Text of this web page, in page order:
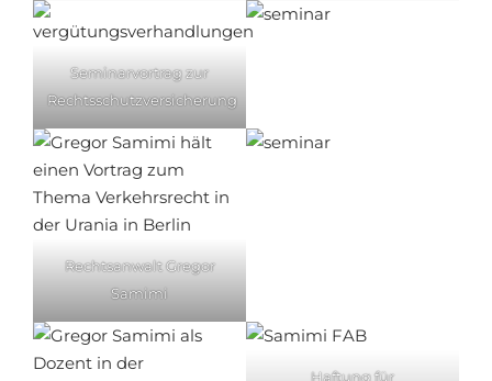
Seminarvortrag zur
Rechtsschutzversicherung
Rechtsanwalt Gregor
Samimi
Haftung für